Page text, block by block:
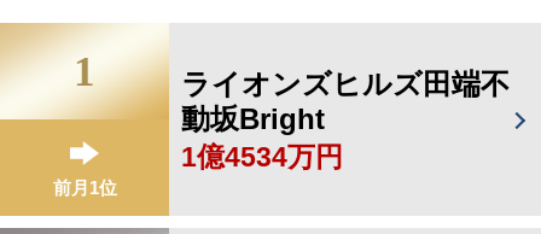
1
前月1位
ライオンズヒルズ田端不
動坂Bright
1億4534万円